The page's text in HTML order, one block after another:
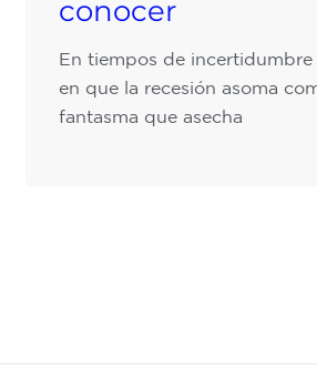
conocer
En tiempos de incertidumbre
en que la recesión asoma
fantasma que asecha